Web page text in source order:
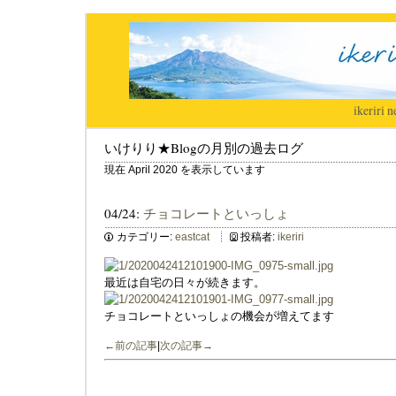
ikeriri|
いけりり★Blogの月別の過去ログ
現在 April 2020 を表示しています
04/24: チョコレートといっしょ
カテゴリー: eastcat 投稿者: ikeriri
最近は自宅の日々が続きます。
チョコレートといっしょの機会が増えてます
←前の記事 次の記事→